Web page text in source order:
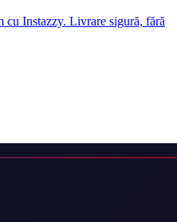
cu Instazzy. Livrare sigură, fără